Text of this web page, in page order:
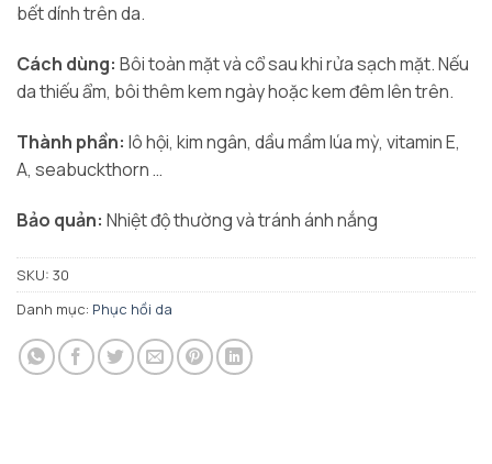
bết dính trên da.
Cách dùng: Bôi toàn mặt và cổ sau khi rửa sạch mặt. Nếu
da thiếu ẩm, bôi thêm kem ngày hoặc kem đêm lên trên.
Thành phần: lô hội, kim ngân, dầu mầm lúa mỳ, vitamin E,
A, seabuckthorn …
Bảo quản: Nhiệt độ thường và tránh ánh nắng
SKU: 30
Danh mục: Phục hồi da